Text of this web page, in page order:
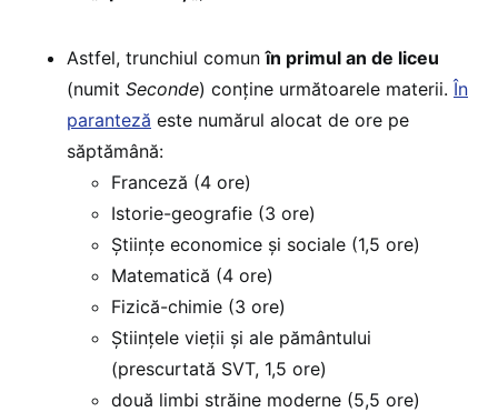
Astfel, trunchiul comunîn primul an de liceu
(numit Seconde) conține următoarele materii. În
paranteză este numărul alocat de ore pe
săptămână:
Franceză (4 ore)
Istorie-geografie (3 ore)
Științe economice și sociale (1,5 ore)
Matematică (4 ore)
Fizică-chimie (3 ore)
Științele vieții și ale pământului
(prescurtată SVT, 1,5 ore)
două limbi străine moderne (5,5 ore)